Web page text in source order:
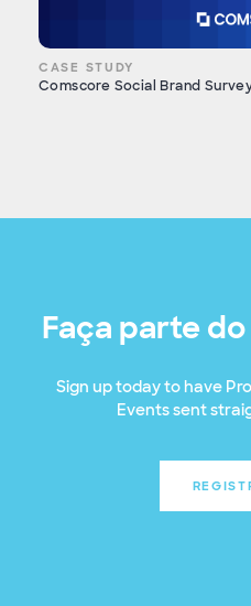
CASE STUDY
Comscore Social Brand
Faça parte
Sign up today to have
Events sent